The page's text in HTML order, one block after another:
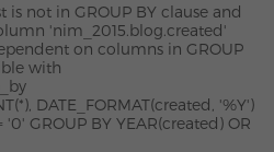
is not in GROUP BY clause and
'nim_2015.blog.created'
on columns in GROUP
with
DATE_FORMAT(created, '%Y')
GROUP BY YEAR(created) OR